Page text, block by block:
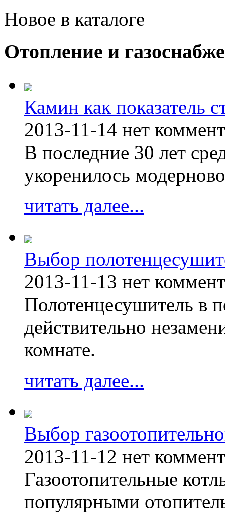
Новое в каталоге
Отопление и
Камин как показатель
2013-11-14 нет
В последние 30 лет
укоренилось
читать далее...
Выбор
2013-11-13 нет
Полотенцесушитель в
действительно
комнате.
читать далее...
Выбор
2013-11-12 нет
Газоотопительные
популярными